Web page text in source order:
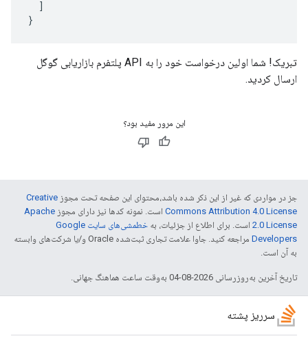
]
}
تبریک! شما اولین درخواست خود را به API پلتفرم بازاریابی گوگل
ارسال کردید.
این مرور مفید بود؟
جز در مواردی که غیر از این ذکر شده باشد،‌محتوای این صفحه تحت مجوز Creative
Commons Attribution 4.0 License است. نمونه کدها نیز دارای مجوز Apache
2.0 License است. برای اطلاع از جزئیات، به
خطمشی‌های سایت Google
Developers‏
مراجعه کنید. جاوا علامت تجاری ثبت‌شده Oracle و/یا شرکت‌های وابسته
به آن است.
تاریخ آخرین به‌روزرسانی 2026-08-04 به‌وقت ساعت هماهنگ جهانی.
سرریز پشته